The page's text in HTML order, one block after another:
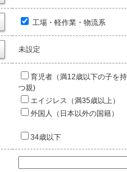
工場・軽作業・物流系
未設定
育児者（満12歳以下の子を持
つ親)
エイジレス（満35歳以上）
外国人（日本以外の国籍）
34歳以下